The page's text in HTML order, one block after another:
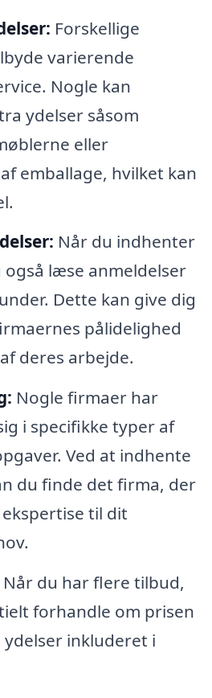
Forskellige
varierende
Nogle kan
ydelser såsom
eller
emballage, hvilket kan
Når du indhenter
læse anmeldelser
Dette kan give dig
pålidelighed
deres arbejde.
Nogle firmaer har
i specifikke typer af
Ved at indhente
du finde det firma, der
til dit
Når du har flere tilbud,
forhandle om prisen
inkluderet i